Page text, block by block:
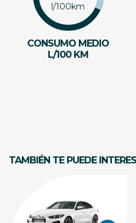
l/100km
CONSUMO MEDIO
L/100 KM
TAMBIÉN TE PUEDE